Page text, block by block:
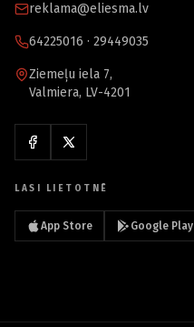
reklama@eliesma.lv
64225016 · 29449035
Ziemeļu iela 7,
Valmiera, LV-4201
LASI LIETOTNĒ
App Store Google Play